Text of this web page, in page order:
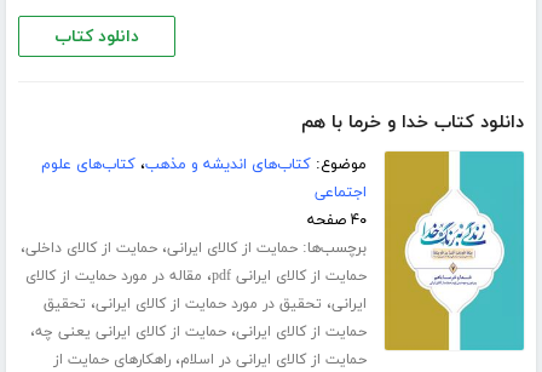
دانلود کتاب
دانلود کتاب خدا و خرما با هم
موضوع:کتاب‌های اندیشه و مذهب،کتاب‌های علوم
اجتماعی
۴۰ صفحه
برچسب‌ها:حمایت از کالای ایرانی،حمایت از کالای داخلی،
حمایت از کالای ایرانی pdf ، مقاله در مورد حمایت از کالای
ایرانی، تحقیق در مورد حمایت از کالای ایرانی، تحقیق
حمایت از کالای ایرانی،حمایت از کالای ایرانی یعنی چه،
حمایت از کالای ایرانی در اسلام،راهکارهای حمایت از